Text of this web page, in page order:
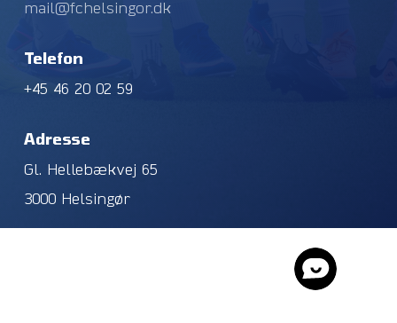
mail@fchelsingor.dk
Telefon
+45 46 20 02 59
Adresse
Gl. Hellebækvej 65
3000 Helsingør